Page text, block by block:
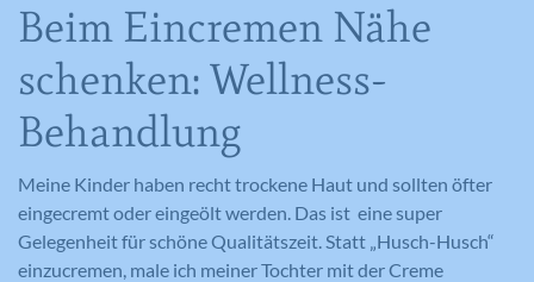
Beim Eincremen Nähe
schenken: Wellness-
Behandlung
Meine Kinder haben recht trockene Haut und sollten öfter
eingecremt oder eingeölt werden. Das ist eine super
Gelegenheit für schöne Qualitätszeit. Statt „Husch-Husch“
einzucremen, male ich meiner Tochter mit der Creme